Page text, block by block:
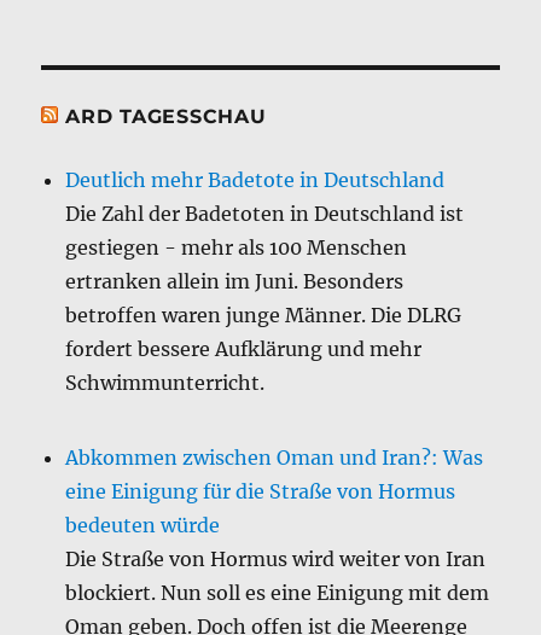
ARD TAGESSCHAU
Deutlich mehr Badetote in Deutschland
Die Zahl der Badetoten in Deutschland ist
gestiegen - mehr als 100 Menschen
ertranken allein im Juni. Besonders
betroffen waren junge Männer. Die DLRG
fordert bessere Aufklärung und mehr
Schwimmunterricht.
Abkommen zwischen Oman und Iran?: Was
eine Einigung für die Straße von Hormus
bedeuten würde
Die Straße von Hormus wird weiter von Iran
blockiert. Nun soll es eine Einigung mit dem
Oman geben. Doch offen ist die Meerenge